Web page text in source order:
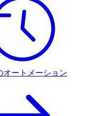
オートメーション